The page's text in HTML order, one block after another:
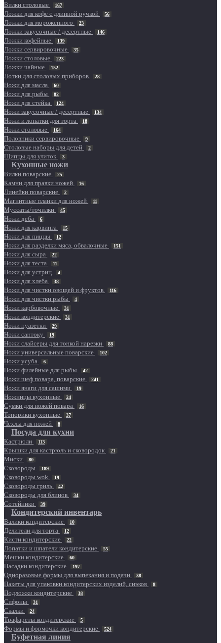
Вилки столовые 167
Ложки для кофе с длинной ручкой 56
Ложки для мороженного 23
Ложки закусочные / десертные 146
Ложки кофейные 139
Ложки сервировочные 35
Ложки столовые 223
Ложки чайные 152
Лотки для столовых приборов 28
Ножи для масла 60
Ножи для рыбы 82
Ножи для стейка 124
Ножи закусочные / десертные 134
Ножи и лопатки для торта 18
Ножи столовые 164
Половники сервировочные 9
Столовые наборы для детей 2
Щипцы для улиток 3
Кухонные ножи
Вилки поварские 25
Камни для правки ножей 16
Линейки поварские 2
Магнитные планки для ножей 11
Муссаты/точилки 45
Ножи деба 6
Ножи для карвинга 15
Ножи для пиццы 12
Ножи для разделки мяса, обвалочные 151
Ножи для сыра 22
Ножи для теста 11
Ножи для устриц 4
Ножи для хлеба 38
Ножи для чистки овощей и фруктов 116
Ножи для чистки рыбы 4
Ножи карбовочные 31
Ножи кондитерские 31
Ножи нуазетки 29
Ножи сантоку 19
Ножи слайсеры для тонкой нарезки 88
Ножи универсальные поварские 102
Ножи усуба 6
Ножи филейные для рыбы 42
Ножи шеф повара, поварские 241
Ножи янаги для сашими 19
Ножницы кухонные 24
Сумки для ножей повара 16
Топорики кухонные 37
Чехлы для ножей 8
Посуда для кухни
Кастрюли 113
Крышки для кастрюль и сковородок 21
Миски 80
Сковороды 189
Сковороды wok 19
Сковороды гриль 42
Сковороды для блинов 34
Сотейники 39
Кондитерский инвентарь
Валики кондитерские 10
Делители для торта 12
Кисти кондитерские 22
Лопатки и шпатели кондитерские 55
Мешки кондитерские 60
Насадки кондитерские 197
Одноразовые формы для выпекания и подачи 38
Пакеты для упаковки кондитерских изделий, снэков 8
Подложки кондитерские 38
Сифоны 31
Скалки 24
Трафареты кондитерские 5
Формы и формочки кондитерские 524
Буфетная линия